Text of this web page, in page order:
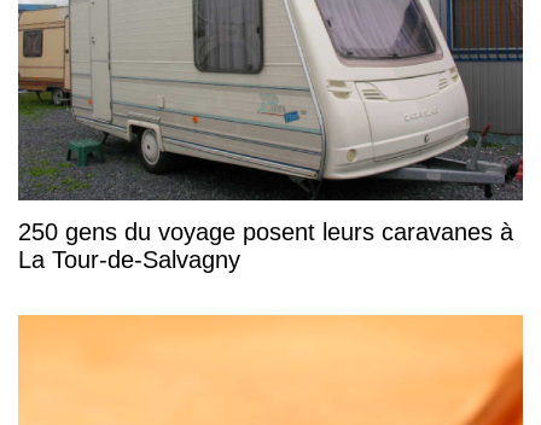
250 gens du voyage posent leurs caravanes à
La Tour-de-Salvagny